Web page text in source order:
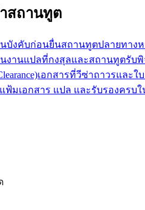
สถานทูต
บังคับก่อนยื่นสถานทูตปลายทางห
งานแปลที่กงสุลและสถานทูตรับ
เอกสารที่วีซ่าถาวรและ
ฟ้มเอกสาร แปล และรับรองครบใ